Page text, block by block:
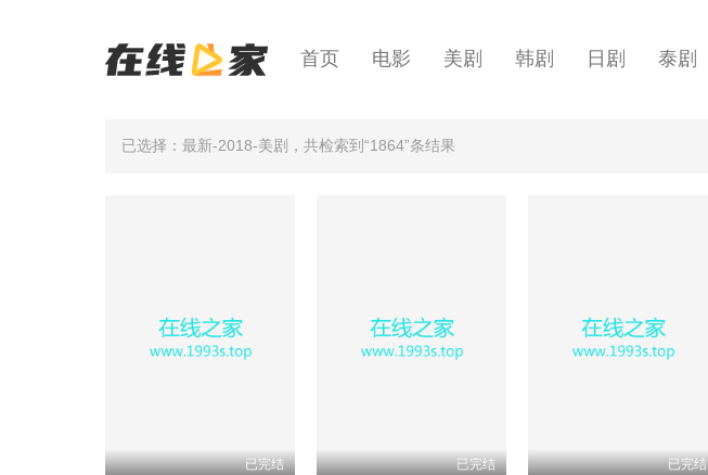
首页 电影 美剧 韩剧 日剧 泰剧
已选择：最新-2018-美剧 ，共检索到“1864”条结果
已完结 已完结 已完结